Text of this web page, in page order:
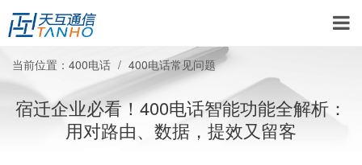
当前位置： 400电话 400电话常见问题
宿迁企业必看！400电话智能功能全解析：
用对路由、数据，提效又留客